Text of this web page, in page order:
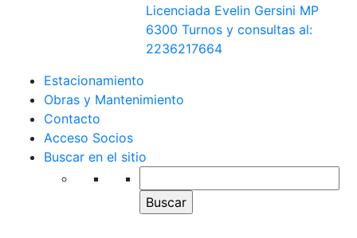
Licenciada Evelin Gersini MP
6300 Turnos y consultas al:
2236217664
Estacionamiento
Obras y Mantenimiento
Contacto
Acceso Socios
Buscar en el sitio